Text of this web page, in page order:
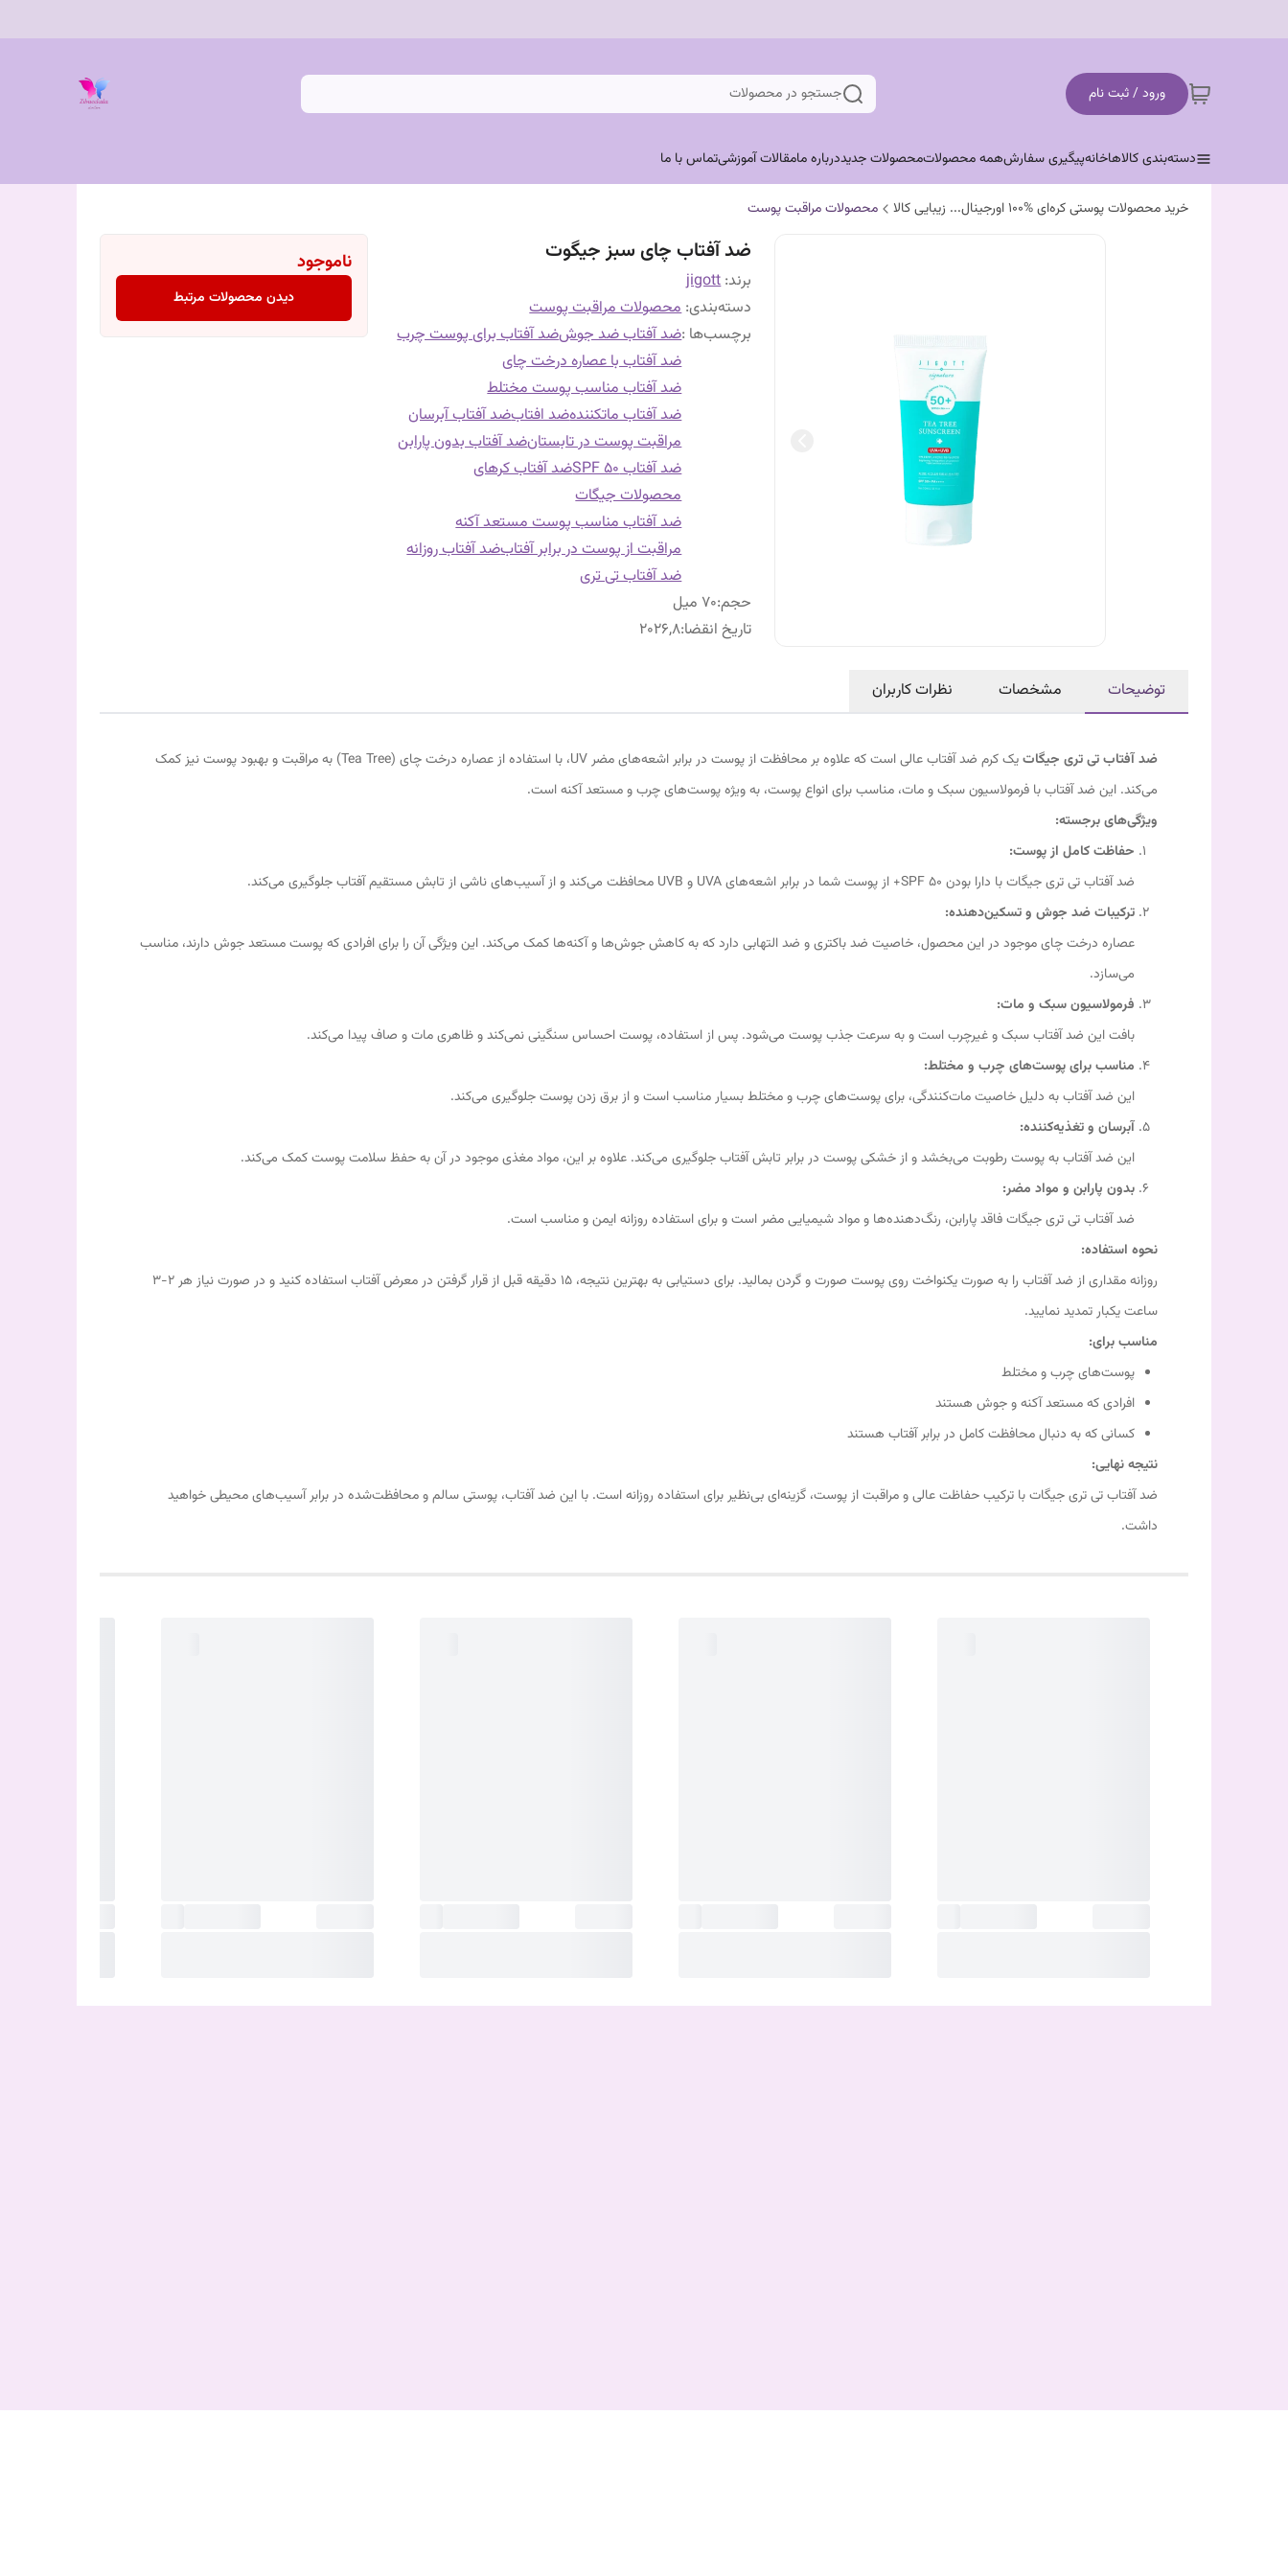
ورود / ثبت نام جستجو در محصولات
دسته‌بندی کالاهاخانهپیگیری سفارشهمه محصولاتمحصولات جدیددرباره مامقالات آموزشیتماس با ما
خرید محصولات پوستی کره‌ای %100 اورجینال... زیبایی کالا محصولات مراقبت پوست
ضد آفتاب چای سبز جیگوت
برند:jigott
دسته‌بندی:محصولات مراقبت پوست
برچسب‌ها :ضد آفتاب ضد جوشضد آفتاب برای پوست چرب
ضد آفتاب با عصاره درخت چای
ضد آفتاب مناسب پوست مختلط
ضد آفتاب ماتکنندهضد افتابضد آفتاب آبرسان
مراقبت پوست در تابستانضد آفتاب بدون پارابن
ضد آفتاب SPF 50
ضد آفتاب کرهای
محصولات جیگات
ضد آفتاب مناسب پوست مستعد آکنه
مراقبت از پوست در برابر آفتابضد آفتاب روزانه
ضد آفتاب تی تری
حجم:70 میل
تاریخ انقضا:
2026,8
ناموجود
دیدن محصولات مرتبط
توضیحات مشخصات نظرات کاربران
ضد آفتاب تی تری جیگات
یک کرم ضد آفتاب عالی است که علاوه بر محافظت از پوست در برابر اشعه‌های مضر UV، با استفاده از عصاره درخت چای (Tea Tree) به مراقبت و بهبود پوست نیز کمک
می‌کند. این ضد آفتاب با فرمولاسیون سبک و مات، مناسب برای انواع پوست، به ویژه پوست‌های چرب و مستعد آکنه است.
ویژگی‌های برجسته:
حفاظت کامل از پوست:
ضد آفتاب تی تری جیگات با دارا بودن SPF 50+ از پوست شما در برابر اشعه‌های UVA و UVB محافظت می‌کند و از آسیب‌های ناشی از تابش مستقیم آفتاب جلوگیری می‌کند.
ترکیبات ضد جوش و تسکین‌دهنده:
عصاره درخت چای موجود در این محصول، خاصیت ضد باکتری و ضد التهابی دارد که به کاهش جوش‌ها و آکنه‌ها کمک می‌کند. این ویژگی آن را برای افرادی که پوست مستعد جوش دارند، مناسب
می‌سازد.
فرمولاسیون سبک و مات:
بافت این ضد آفتاب سبک و غیرچرب است و به سرعت جذب پوست می‌شود. پس از استفاده، پوست احساس سنگینی نمی‌کند و ظاهری مات و صاف پیدا می‌کند.
مناسب برای پوست‌های چرب و مختلط:
این ضد آفتاب به دلیل خاصیت مات‌کنندگی، برای پوست‌های چرب و مختلط بسیار مناسب است و از برق زدن پوست جلوگیری می‌کند.
آبرسان و تغذیه‌کننده:
این ضد آفتاب به پوست رطوبت می‌بخشد و از خشکی پوست در برابر تابش آفتاب جلوگیری می‌کند. علاوه بر این، مواد مغذی موجود در آن به حفظ سلامت پوست کمک می‌کند.
بدون پارابن و مواد مضر:
ضد آفتاب تی تری جیگات فاقد پارابن، رنگ‌دهنده‌ها و مواد شیمیایی مضر است و برای استفاده روزانه ایمن و مناسب است.
نحوه استفاده:
روزانه مقداری از ضد آفتاب را به صورت یکنواخت روی پوست صورت و گردن بمالید. برای دستیابی به بهترین نتیجه، ۱۵ دقیقه قبل از قرار گرفتن در معرض آفتاب استفاده کنید و در صورت نیاز هر ۲-۳
ساعت یکبار تمدید نمایید.
مناسب برای:
پوست‌های چرب و مختلط
افرادی که مستعد آکنه و جوش هستند
کسانی که به دنبال محافظت کامل در برابر آفتاب هستند
نتیجه نهایی:
ضد آفتاب تی تری جیگات با ترکیب حفاظت عالی و مراقبت از پوست، گزینه‌ای بی‌نظیر برای استفاده روزانه است. با این ضد آفتاب، پوستی سالم و محافظت‌شده در برابر آسیب‌های محیطی خواهید
داشت.